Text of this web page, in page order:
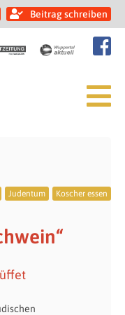
Beitrag schreiben
Judentum Koscher essen